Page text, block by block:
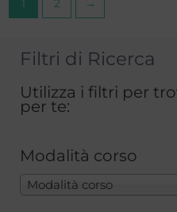
2 →
Filtri di Ricerca
Utilizza i filtri per
per te:
Modalità corso
Modalità corso